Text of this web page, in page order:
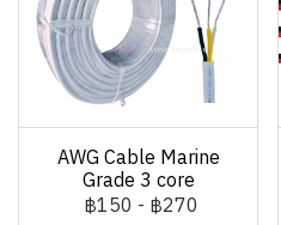
AWG Cable Marine
Grade 3 core
฿150 - ฿270